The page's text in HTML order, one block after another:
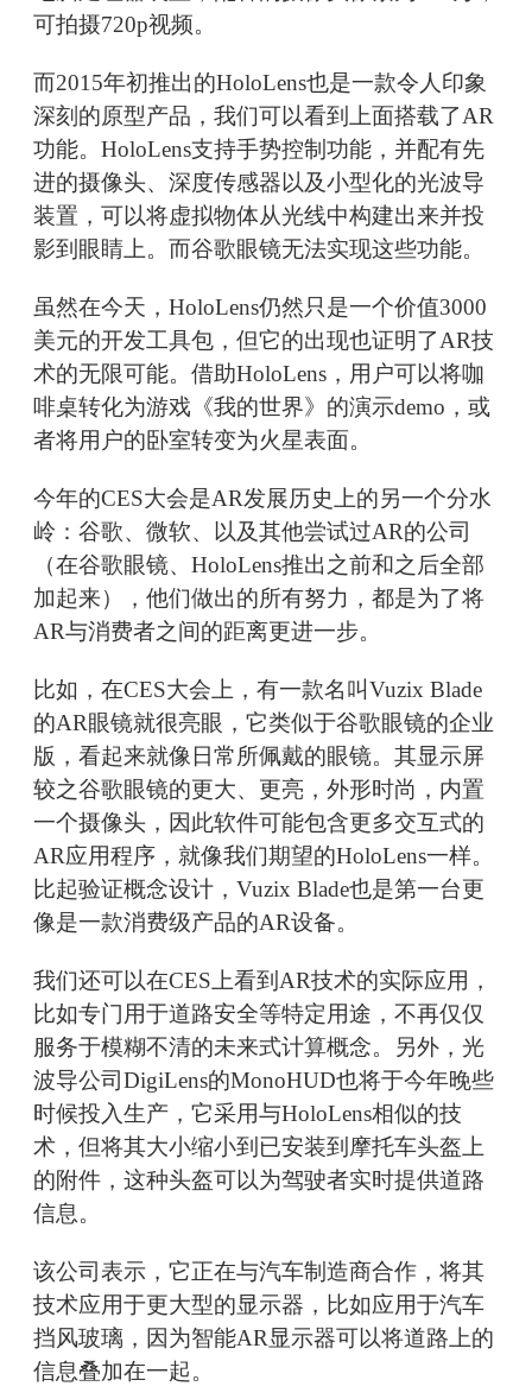
可拍摄720p视频。
而2015年初推出的HoloLens也是一款令人印象
深刻的原型产品，我们可以看到上面搭载了AR
功能。HoloLens支持手势控制功能，并配有先
进的摄像头、深度传感器以及小型化的光波导
装置，可以将虚拟物体从光线中构建出来并投
影到眼睛上。而谷歌眼镜无法实现这些功能。
虽然在今天，HoloLens仍然只是一个价值3000
美元的开发工具包，但它的出现也证明了AR技
术的无限可能。借助HoloLens，用户可以将咖
啡桌转化为游戏《我的世界》的演示demo，或
者将用户的卧室转变为火星表面。
今年的CES大会是AR发展历史上的另一个分水
岭：谷歌、微软、以及其他尝试过AR的公司
（在谷歌眼镜、HoloLens推出之前和之后全部
加起来），他们做出的所有努力，都是为了将
AR与消费者之间的距离更进一步。
比如，在CES大会上，有一款名叫Vuzix Blade
的AR眼镜就很亮眼，它类似于谷歌眼镜的企业
版，看起来就像日常所佩戴的眼镜。其显示屏
较之谷歌眼镜的更大、更亮，外形时尚，内置
一个摄像头，因此软件可能包含更多交互式的
AR应用程序，就像我们期望的HoloLens一样。
比起验证概念设计，Vuzix Blade也是第一台更
像是一款消费级产品的AR设备。
我们还可以在CES上看到AR技术的实际应用，
比如专门用于道路安全等特定用途，不再仅仅
服务于模糊不清的未来式计算概念。另外，光
波导公司DigiLens的MonoHUD也将于今年晚些
时候投入生产，它采用与HoloLens相似的技
术，但将其大小缩小到已安装到摩托车头盔上
的附件，这种头盔可以为驾驶者实时提供道路
信息。
该公司表示，它正在与汽车制造商合作，将其
技术应用于更大型的显示器，比如应用于汽车
挡风玻璃，因为智能AR显示器可以将道路上的
信息叠加在一起。